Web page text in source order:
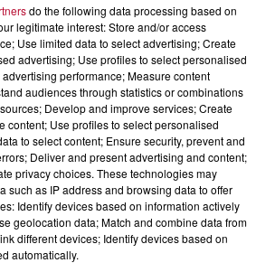
DE LA RADIO 2025, LA
LEADER DU...
do the following data processing based on
legitimate interest: Store and/or access
Use limited data to select advertising; Create
advertising; Use profiles to select personalised
performance; Measure content
audiences through statistics or combinations
Develop and improve services; Create
content; Use profiles to select personalised
to select content; Ensure security, prevent and
Deliver and present advertising and content;
privacy choices. These technologies may
such as IP address and browsing data to offer
Identify devices based on information actively
geolocation data; Match and combine data from
different devices; Identify devices based on
automatically.